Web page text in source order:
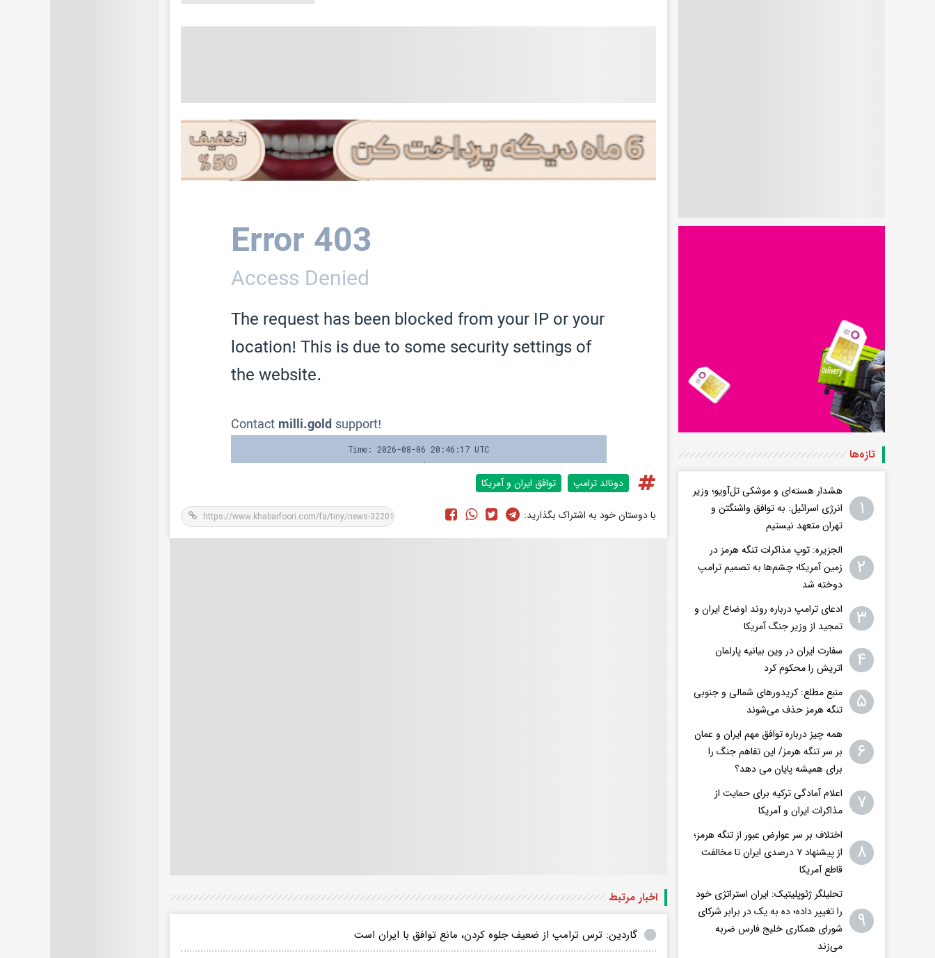
دونالد ترامپ توافق ایران و آمریکا
با دوستان خود به اشتراک بگذارید:
اخبار مرتبط
گاردین: ترس ترامپ از ضعیف جلوه کردن، مانع توافق با ایران است
تازه‌ها
۱
هشدار هسته‌ای و موشکی تل‌آویو؛ وزیر
انرژی اسرائیل: به توافق واشنگتن و
تهران متعهد نیستیم
۲
الجزیره: توپ مذاکرات تنگه هرمز در
زمین آمریکا؛ چشم‌ها به تصمیم ترامپ
دوخته شد
۳
ادعای ترامپ درباره روند اوضاع ایران و
تمجید از وزیر جنگ آمریکا
۴
سفارت ایران در وین بیانیه پارلمان
اتریش را محکوم کرد
۵
منبع مطلع: کریدورهای شمالی و جنوبی
تنگه هرمز حذف می‌شوند
۶
همه چیز درباره توافق مهم ایران و عمان
بر سر تنگه هرمز/ این تفاهم جنگ را
برای همیشه پایان می دهد؟
۷
اعلام آمادگی ترکیه برای حمایت از
مذاکرات ایران و آمریکا
۸
اختلاف بر سر عوارض عبور از تنگه هرمز؛
از پیشنهاد ۷ درصدی ایران تا مخالفت
قاطع آمریکا
۹
تحلیلگر ژئوپلیتیک: ایران استراتژی خود
را تغییر داده؛ ده به یک در برابر شرکای
شورای همکاری خلیج فارس ضربه
می‌زند